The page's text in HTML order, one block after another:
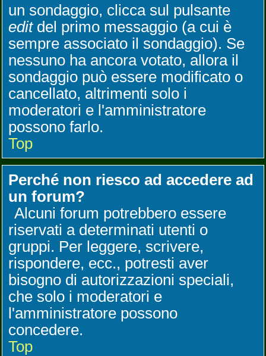
un sondaggio, clicca sul pulsante
editdel primo messaggio (a cui è
sempre associato il sondaggio). Se
nessuno ha ancora votato, allora il
sondaggio può essere modificato o
cancellato, altrimenti solo i
moderatori e l'amministratore
possono farlo.
Top
Perché non riesco ad accedere ad
un forum?
Alcuni forum potrebbero essere
riservati a determinati utenti o
gruppi. Per leggere, scrivere,
rispondere, ecc., potresti aver
bisogno di autorizzazioni speciali,
che solo i moderatori e
l'amministratore possono
concedere.
Top